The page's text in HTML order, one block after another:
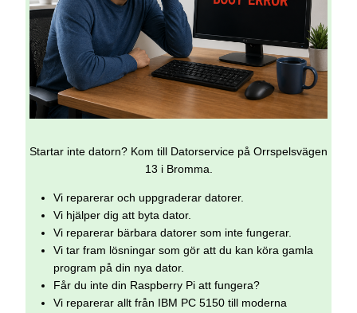
Startar inte datorn? Kom till Datorservice på Orrspelsvägen
13 i Bromma.
Vi reparerar och uppgraderar datorer.
Vi hjälper dig att byta dator.
Vi reparerar bärbara datorer som inte fungerar.
Vi tar fram lösningar som gör att du kan köra gamla
program på din nya dator.
Får du inte din Raspberry Pi att fungera?
Vi reparerar allt från IBM PC 5150 till moderna